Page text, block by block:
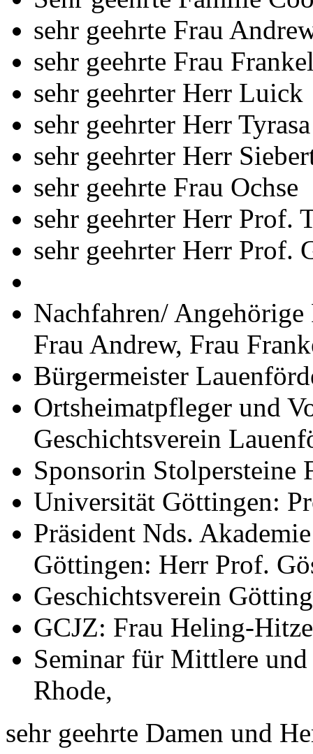
sehr geehrte Frau
sehr geehrte Frau
sehr geehrter Herr Luick
sehr geehrter Herr Tyrasa
sehr geehrter Herr
sehr geehrte Frau Ochse
sehr geehrter Herr Prof.
sehr geehrter Herr Prof.
Nachfahren/
Frau Andrew, Frau
Bürgermeister
Ortsheimatpfleger und
Geschichtsverein
Sponsorin Stolpersteine
Universität Göttingen:
Präsident Nds.
Göttingen: Herr Prof.
Geschichtsverein
GCJZ: Frau Heling-
Seminar für Mittlere und
Rhode,
sehr geehrte Damen und